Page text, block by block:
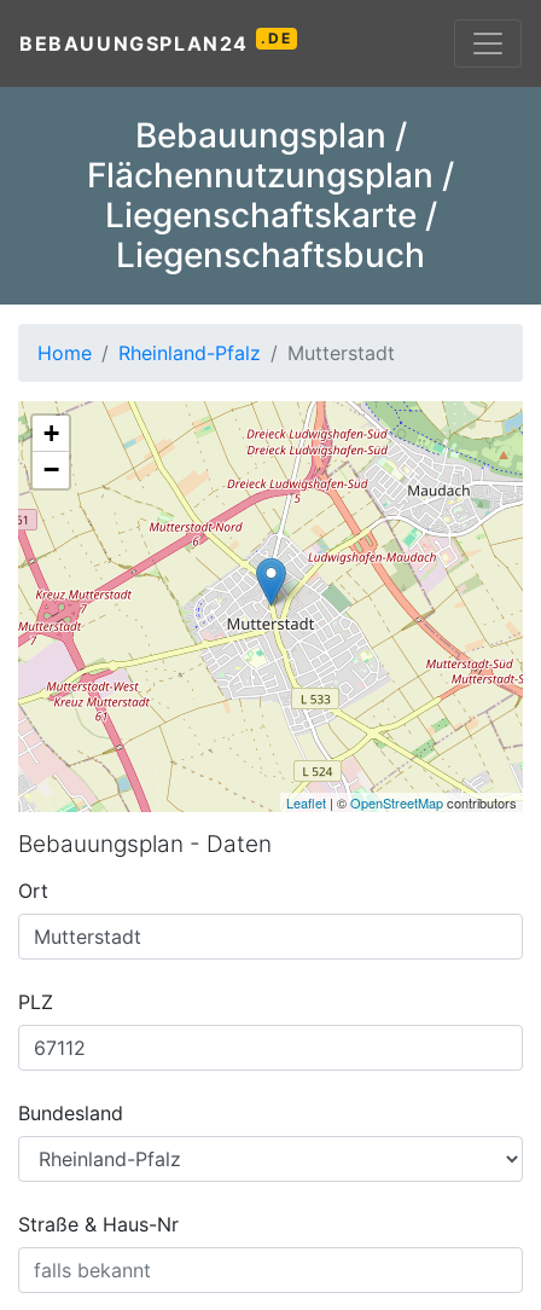
BEBAUUNGSPLAN24 .DE
Bebauungsplan /
Flächennutzungsplan /
Liegenschaftskarte /
Liegenschaftsbuch
Home Rheinland-Pfalz Mutterstadt
+
−
Leaflet | ©OpenStreetMapcontributors
Bebauungsplan - Daten
Ort
PLZ
Bundesland
Straße & Haus-Nr